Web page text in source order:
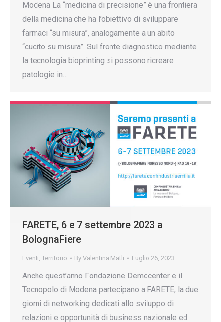
Modena La “medicina di precisione” è una frontiera
della medicina che ha l’obiettivo di sviluppare
farmaci “su misura”, analogamente a un abito
“cucito su misura”. Sul fronte diagnostico mediante
la tecnologia bioprinting si possono ricreare
patologie in…
FARETE, 6 e 7 settembre 2023 a
BolognaFiere
Eventi, Territorio By Valentina Matli Luglio 26, 2023
Anche quest’anno Fondazione Democenter e il
Tecnopolo di Modena partecipano a FARETE, la due
giorni di networking dedicati allo sviluppo di
relazioni e opportunità di business nazionale ed